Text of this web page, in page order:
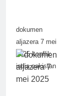
dokumen
aljazera 7 mei
2025 konflik
india pakistan